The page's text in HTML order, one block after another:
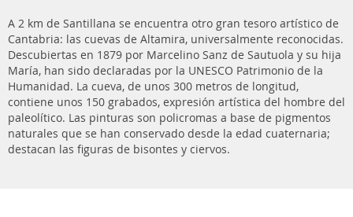
A 2 km de Santillana se encuentra otro gran tesoro artístico de
Cantabria: las cuevas de Altamira, universalmente reconocidas.
Descubiertas en 1879 por Marcelino Sanz de Sautuola y su hija
María, han sido declaradas por la UNESCO Patrimonio de la
Humanidad. La cueva, de unos 300 metros de longitud,
contiene unos 150 grabados, expresión artística del hombre del
paleolítico. Las pinturas son policromas a base de pigmentos
naturales que se han conservado desde la edad cuaternaria;
destacan las figuras de bisontes y ciervos.